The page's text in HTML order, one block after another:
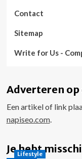
Contact
Sitemap
Write for Us -
Adverteren op
Een artikel of link
napiseo.com.
Je hebt
Lifestyle